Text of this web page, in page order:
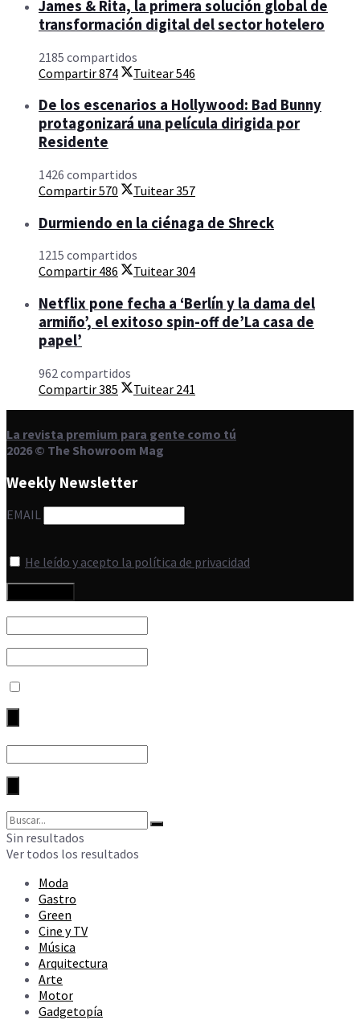
James & Rita, la primera solución global de
transformación digital del sector hotelero
2185 compartidos
Compartir874 Tuitear546
De los escenarios a Hollywood: Bad Bunny
protagonizará una película dirigida por
Residente
1426 compartidos
Compartir570 Tuitear357
Durmiendo en la ciénaga de Shreck
1215 compartidos
Compartir 486 Tuitear304
Netflix pone fecha a ‘Berlín y la dama del
armiño’, el exitoso spin-off de’La casa de
papel’
962 compartidos
Compartir385 Tuitear 241
La revista premium para gente como tú
2026 © The Showroom Mag
Weekly Newsletter
EMAIL
He leído y acepto la política de privacidad
Sin resultados
Ver todos los resultados
Moda
Gastro
Green
Cine y TV
Música
Arquitectura
Arte
Motor
Gadgetopía